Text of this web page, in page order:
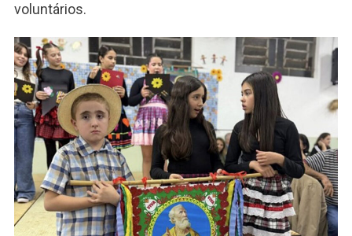
voluntários.